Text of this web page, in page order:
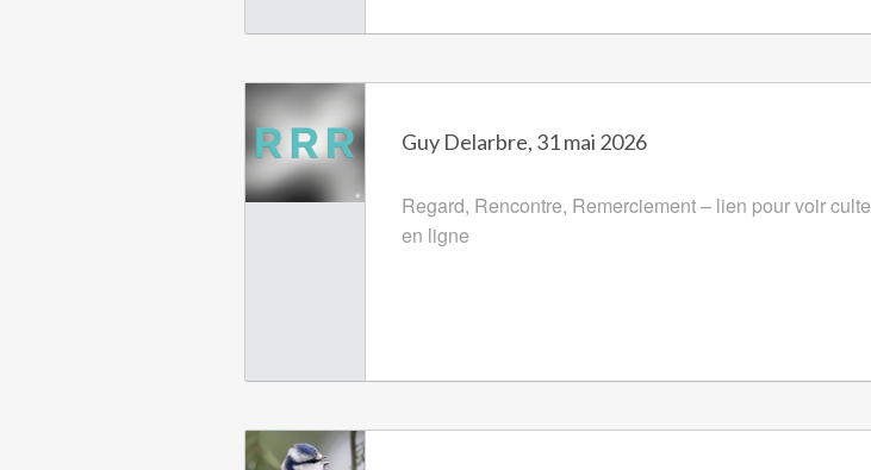
Guy Delarbre, 31 mai 2026
Regard, Rencontre, Remerciement – lien pour voir culte
en ligne